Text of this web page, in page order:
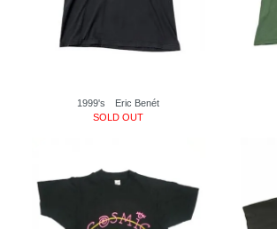
1999's Eric Benét
SOLD OUT